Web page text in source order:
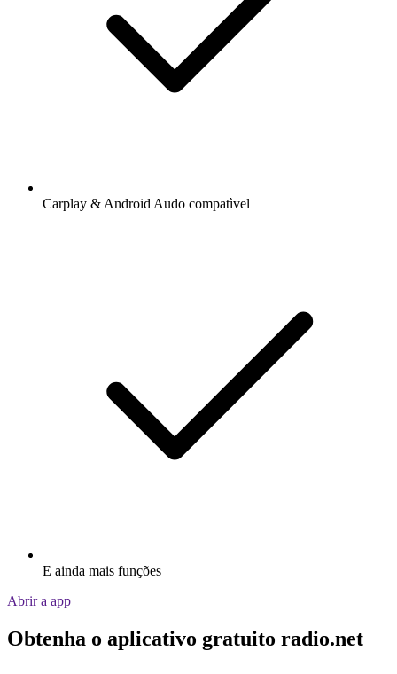
Carplay & Android Audo compatìvel
E ainda mais funções
Abrir a app
Obtenha o aplicativo gratuito radio.net